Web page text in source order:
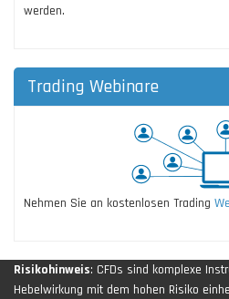
werden.
Trading Webinare
Nehmen Sie an kostenlosen Trading
Risikohinweis: CFDs sind komplexe
Hebelwirkung mit dem hohen Risiko